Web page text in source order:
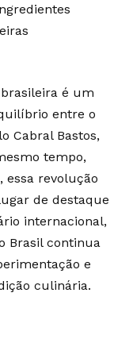
é um
entre o
Cabral Bastos,
tempo,
essa revolução
de destaque
internacional,
Brasil continua
e
culinária.